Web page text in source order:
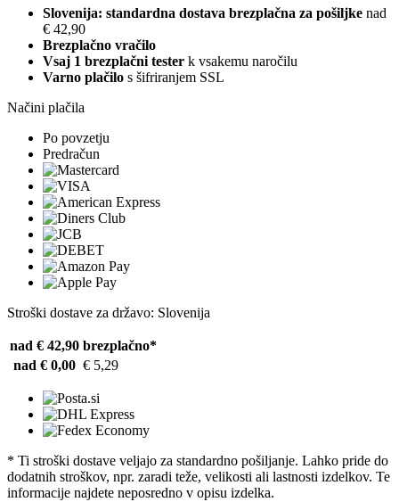
Slovenija: standardna dostava brezplačna za pošiljke nad
€ 42,90
Brezplačno vračilo
Vsaj 1 brezplačni tester k vsakemu naročilu
Varno plačilo s šifriranjem SSL
Načini plačila
Po povzetju
Predračun
Stroški dostave za državo: Slovenija
nad € 42,90 brezplačno*
nad € 0,00 € 5,29
* Ti stroški dostave veljajo za standardno pošiljanje. Lahko pride do
dodatnih stroškov, npr. zaradi teže, velikosti ali lastnosti izdelkov. Te
informacije najdete neposredno v opisu izdelka.